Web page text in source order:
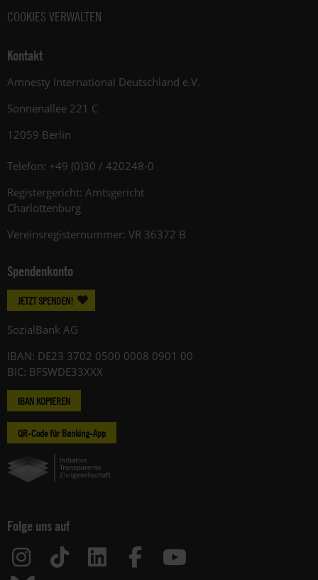
COOKIES VERWALTEN
Kontakt
Amnesty International Deutschland e.V.
Sonnenallee 221 C
12059 Berlin
Telefon: +49 (0)30 / 420248-0
Registergericht: Amtsgericht
Charlottenburg
Vereinsregisternummer: VR 36372 B
Spendenkonto
JETZT SPENDEN!
SozialBank AG
IBAN: DE23 3702 0500 0008 0901 00
BIC: BFSWDE33XXX
IBAN KOPIEREN
QR-Code für Banking-App
Folge uns auf